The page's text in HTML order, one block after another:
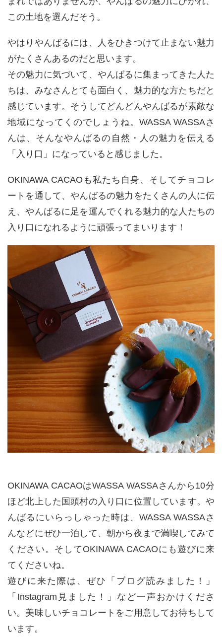
この土地を選んだそう。
やはりやんばるには、人をひきつけて止まない魅力
がたくさんあるのだと思います。
その魅力に気づいて、やんばるに集まってきた人た
ちは、みなさんとても面白く、魅力的な方たちだと
感じています。そうしてどんどんやんばるが素敵な
地域になってくのでしょうね。WASSA WASSAさ
んは、そんなやんばるの自然・人の魅力を伝える
「入り口」になっていると感じました。
OKINAWA CACAOも私たち自身、そしてチョコレ
ートを通して、やんばるの魅力をたくさんの人に伝
え、やんばるに足を運んでくれる魅力的な人たちの
入り口になれるように頑張ってまいります！
OKINAWA CACAOはWASSA WASSAさんから10分
ほど北上した国頭村の入り口に位置しています。や
んばるにいらっしゃった時は、WASSA WASSAさ
んなどにぜひ一泊して、朝から夜まで満喫してみて
ください。そしてOKINAWA CACAOにも遊びに来
てくださいね。
遊びに来た際は、ぜひ「ブログ読みました！」
「Instagram見ました！」など一声おかけくださ
い。美味しいチョコレートをご用意してお待ちして
います。